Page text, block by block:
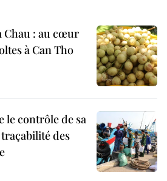
Chau : au cœur
à Can Tho
le contrôle de sa
des